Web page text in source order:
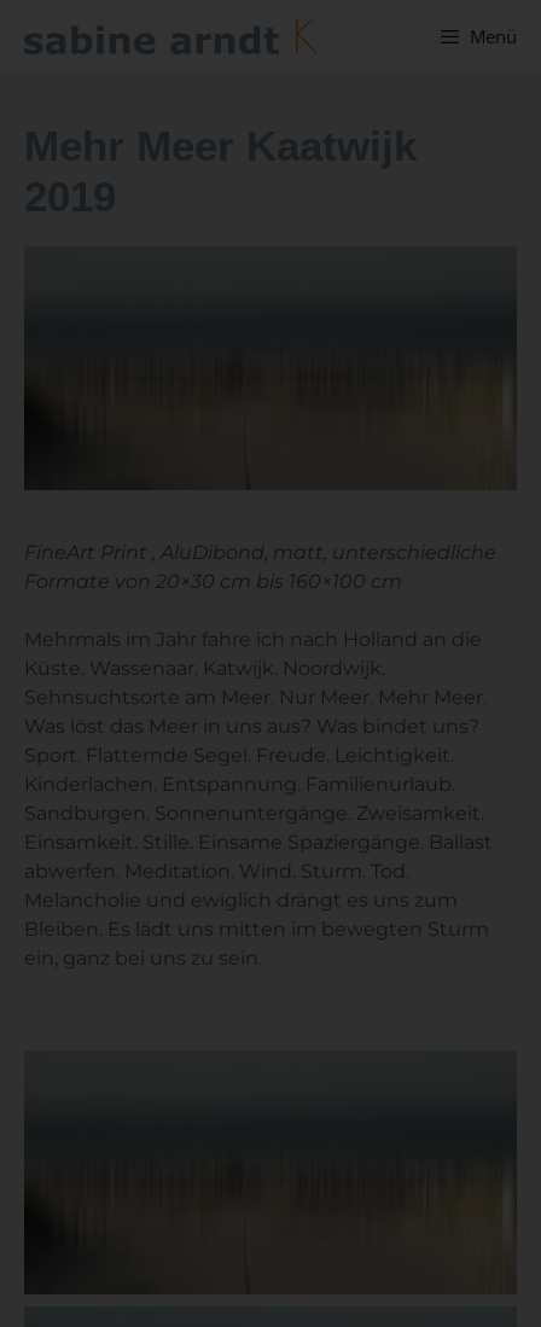
Menü
FineArt Print , AluDibond, matt, unterschiedliche
Formate von 20×30 cm bis 160×100 cm
Mehrmals im Jahr fahre ich nach Holland an die
Küste. Wassenaar. Katwijk. Noordwijk.
Sehnsuchtsorte am Meer. Nur Meer. Mehr Meer.
Was löst das Meer in uns aus? Was bindet uns?
Sport. Flatternde Segel. Freude. Leichtigkeit.
Kinderlachen. Entspannung. Familienurlaub.
Sandburgen. Sonnenuntergänge. Zweisamkeit.
Einsamkeit. Stille. Einsame Spaziergänge. Ballast
abwerfen. Meditation. Wind. Sturm. Tod.
Melancholie und ewiglich drängt es uns zum
Bleiben. Es lädt uns mitten im bewegten Sturm
ein, ganz bei uns zu sein.